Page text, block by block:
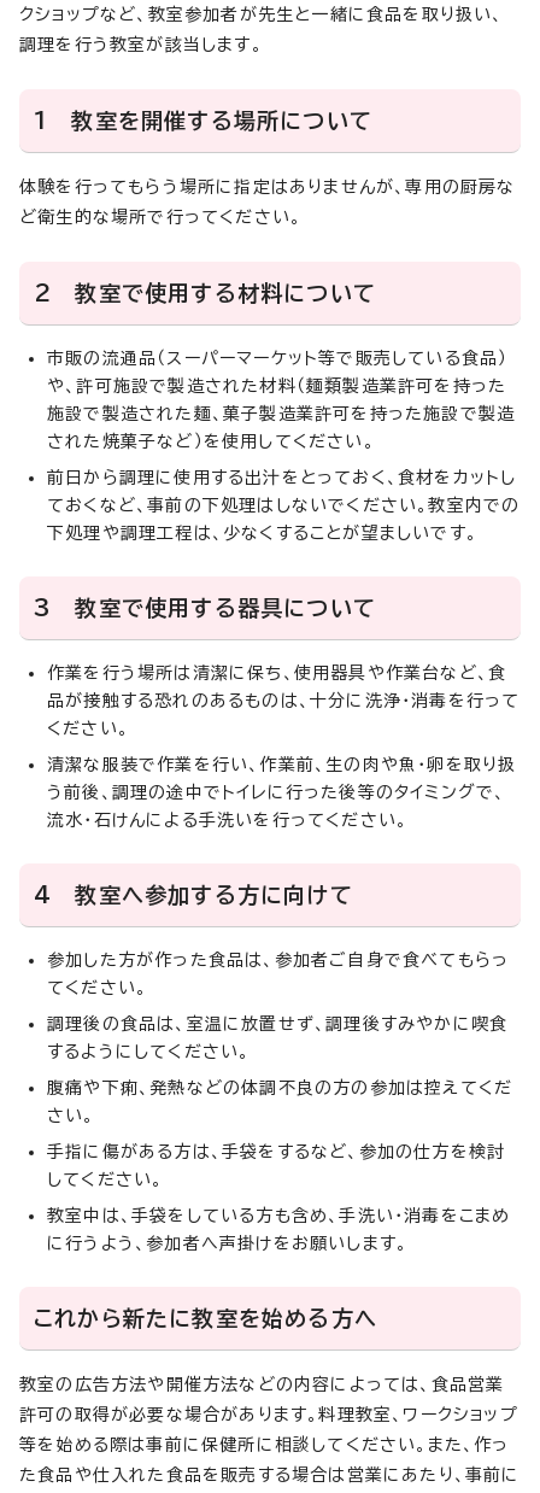
クショップなど、教室参加者が先生と一緒に食品を取り扱い、
調理を行う教室が該当します。
1 教室を開催する場所について
体験を行ってもらう場所に指定はありませんが、専用の厨房な
ど衛生的な場所で行ってください。
2 教室で使用する材料について
市販の流通品（スーパーマーケット等で販売している食品）
や、許可施設で製造された材料（麺類製造業許可を持った
施設で製造された麺、菓子製造業許可を持った施設で製造
された焼菓子など）を使用してください。
前日から調理に使用する出汁をとっておく、食材をカットし
ておくなど、事前の下処理はしないでください。教室内での
下処理や調理工程は、少なくすることが望ましいです。
3 教室で使用する器具について
作業を行う場所は清潔に保ち、使用器具や作業台など、食
品が接触する恐れのあるものは、十分に洗浄・消毒を行って
ください。
清潔な服装で作業を行い、作業前、生の肉や魚・卵を取り扱
う前後、調理の途中でトイレに行った後等のタイミングで、
流水・石けんによる手洗いを行ってください。
4 教室へ参加する方に向けて
参加した方が作った食品は、参加者ご自身で食べてもらっ
てください。
調理後の食品は、室温に放置せず、調理後すみやかに喫食
するようにしてください。
腹痛や下痢、発熱などの体調不良の方の参加は控えてくだ
さい。
手指に傷がある方は、手袋をするなど、参加の仕方を検討
してください。
教室中は、手袋をしている方も含め、手洗い・消毒をこまめ
に行うよう、参加者へ声掛けをお願いします。
これから新たに教室を始める方へ
教室の広告方法や開催方法などの内容によっては、食品営業
許可の取得が必要な場合があります。料理教室、ワークショップ
等を始める際は事前に保健所に相談してください。また、作っ
た食品や仕入れた食品を販売する場合は営業にあたり、事前に